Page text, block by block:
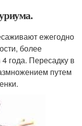
ежегодно
более
года. Пересадку в
путем